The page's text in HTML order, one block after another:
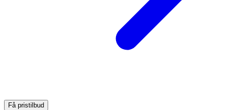
Få pristilbud